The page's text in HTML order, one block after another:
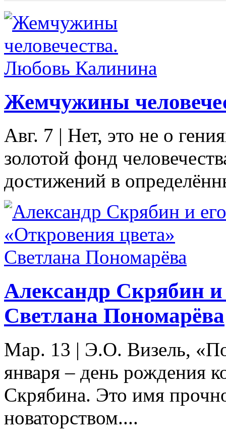
Жемчужины
Авг. 7 | Нет, это не о
золотой фонд
достижений в
Александр Скрябин и
Светлана Пономарёва
Мар. 13 | Э.О. Визель,
января – день рождения
Скрябина. Это имя
новаторством....